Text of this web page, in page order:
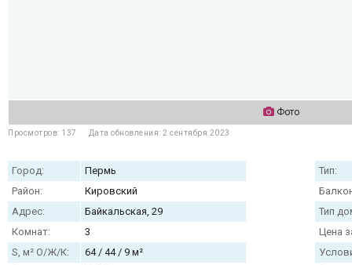
Фото
Просмотров: 137 Дата обновления: 2 сентября 2023
Город:
Пермь
Район:
Кировский
Адрес:
Байкальская, 29
Комнат:
3
S, м² О/Ж/К:
64 / 44 / 9 м²
Тип:
Тип
Цена